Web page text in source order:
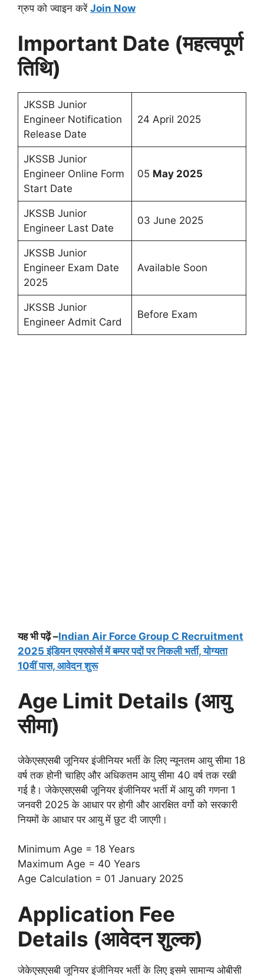
ग्रुप को ज्वाइन करें Join Now
Important Date (महत्वपूर्ण
तिथि)
JKSSB Junior
Engineer Notification
Release Date
24 April 2025
JKSSB Junior
Engineer Online Form
Start Date
05 May 2025
JKSSB Junior
Engineer Last Date
03 June 2025
JKSSB Junior
Engineer Exam Date
2025
Available Soon
JKSSB Junior
Engineer Admit Card
Before Exam
यह भी पढ़ें –Indian Air Force Group C Recruitment
2025 इंडियन एयरफोर्स में बम्पर पदों पर निकली भर्ती, योग्यता
10वीं पास, आवेदन शुरू
Age Limit Details (आयु
सीमा)
जेकेएसएसबी जूनियर इंजीनियर भर्ती के लिए न्यूनतम आयु सीमा 18
वर्ष तक होनी चाहिए और अधिकतम आयु सीमा 40 वर्ष तक रखी
गई है। जेकेएसएसबी जूनियर इंजीनियर भर्ती में आयु की गणना 1
जनवरी 2025 के आधार पर होगी और आरक्षित वर्गो को सरकारी
नियमों के आधार पर आयु में छुट दी जाएगी।
Minimum Age = 18 Years
Maximum Age = 40 Years
Age Calculation = 01 January 2025
Application Fee
Details (आवेदन शुल्क)
जेकेएसएसबी जूनियर इंजीनियर भर्ती के लिए इसमे सामान्य ओबीसी